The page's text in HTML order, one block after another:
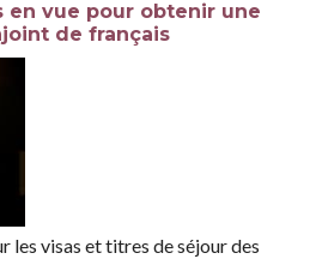
en vue pour obtenir une
de français